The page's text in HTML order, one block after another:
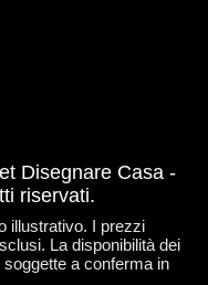
Disegnare Casa -
riservati.
illustrativo. I prezzi
La disponibilità dei
a conferma in